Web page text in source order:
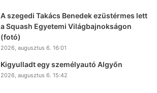
A szegedi Takács Benedek ezüstérmes lett
a Squash Egyetemi Világbajnokságon
(fotó)
2026, augusztus 6. 16:01
Kigyulladt egy személyautó Algyőn
2026, augusztus 6. 15:42